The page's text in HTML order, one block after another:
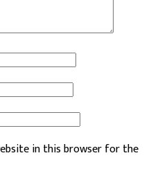
in this browser for the